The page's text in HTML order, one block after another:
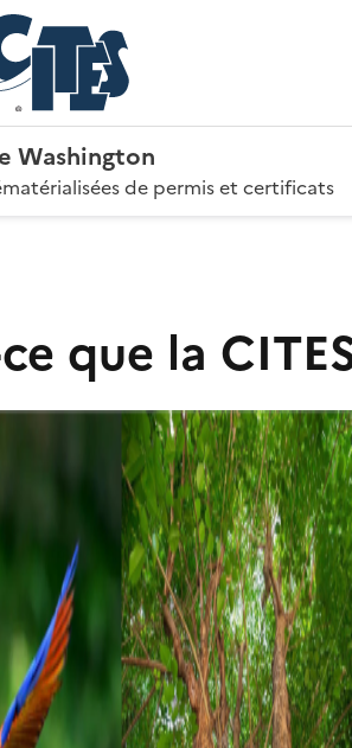
Washington
de permis et certificats
que la